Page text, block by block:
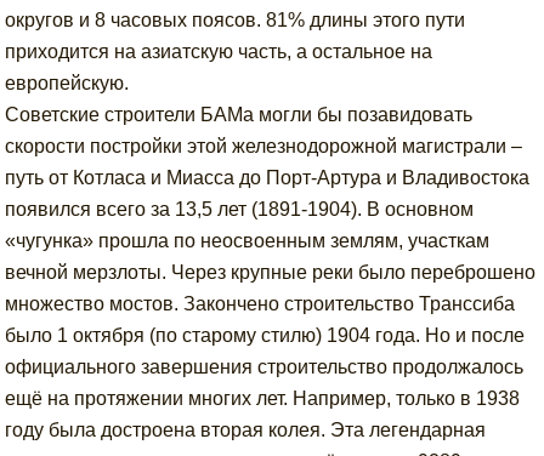
округов и 8 часовых поясов. 81% длины этого пути
приходится на азиатскую часть, а остальное на
европейскую.
Советские строители БАМа могли бы позавидовать
скорости постройки этой железнодорожной магистрали –
путь от Котласа и Миасса до Порт-Артура и Владивостока
появился всего за 13,5 лет (1891-1904). В основном
«чугунка» прошла по неосвоенным землям, участкам
вечной мерзлоты. Через крупные реки было переброшено
множество мостов. Закончено строительство Транссиба
было 1 октября (по старому стилю) 1904 года. Но и после
официального завершения строительство продолжалось
ещё на протяжении многих лет. Например, только в 1938
году была достроена вторая колея. Эта легендарная